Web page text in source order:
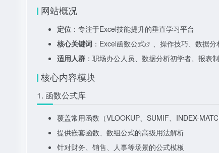
网站概况
定位 ：专注于Excel技能提升的垂直学习平台
核心关键词 ： Excel函数公式 、操作技巧、 数据分
适用人群 ：职场办公人员、数据分析初学者、报表
核心内容模块
1. 函数公式库
覆盖常用函数（VLOOKUP、SUMIF、INDEX-
提供嵌套函数、数组公式的高级用法解析
针对财务、销售、人事等场景的公式模板